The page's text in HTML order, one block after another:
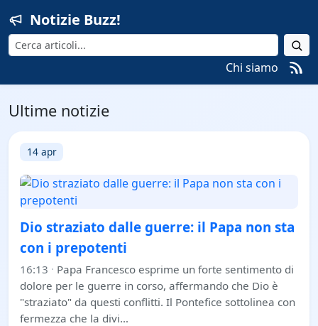
Notizie Buzz!
Cerca
Chi siamo
Ultime notizie
14 apr
Dio straziato dalle guerre: il Papa non sta
con i prepotenti
16:13 · Papa Francesco esprime un forte sentimento di
dolore per le guerre in corso, affermando che Dio è
"straziato" da questi conflitti. Il Pontefice sottolinea con
fermezza che la divi…